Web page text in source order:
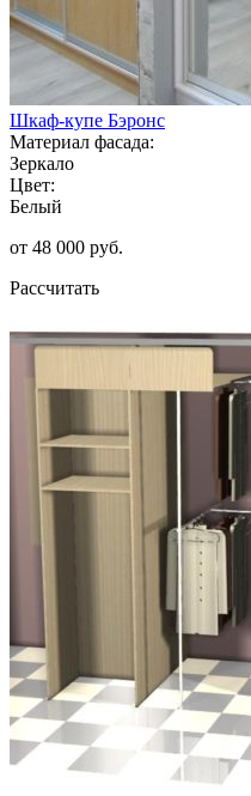
Шкаф-купе Бэронс
Материал фасада:
Зеркало
Цвет:
Белый
от 48 000 руб.
Рассчитать